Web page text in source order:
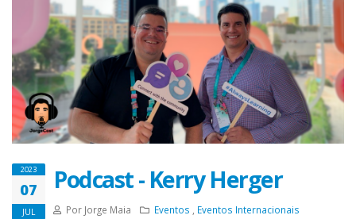
2023
07
JUL
Podcast - Kerry Herger
Por Jorge Maia Eventos
Eventos Internacionais